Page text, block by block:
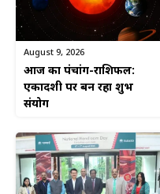
August 9, 2026
आज का पंचांग-राशिफल:
एकादशी पर बन रहा शुभ
संयोग